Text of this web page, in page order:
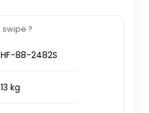
HF-88-2482S
13 kg